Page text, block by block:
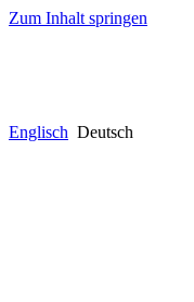
Zum Inhalt springen
Englisch Deutsch